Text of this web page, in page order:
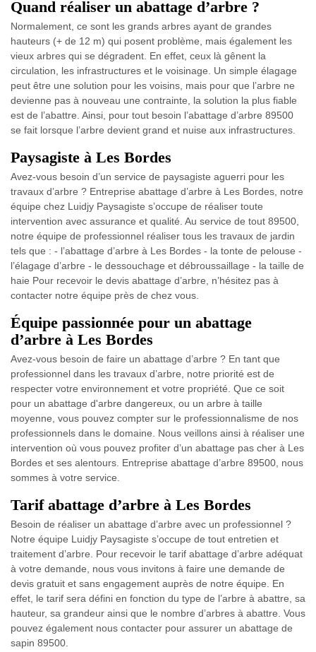
Quand réaliser un abattage d’arbre ?
Normalement, ce sont les grands arbres ayant de grandes
hauteurs (+ de 12 m) qui posent problème, mais également les
vieux arbres qui se dégradent. En effet, ceux là gênent la
circulation, les infrastructures et le voisinage. Un simple élagage
peut être une solution pour les voisins, mais pour que l’arbre ne
devienne pas à nouveau une contrainte, la solution la plus fiable
est de l’abattre. Ainsi, pour tout besoin l’abattage d’arbre 89500
se fait lorsque l’arbre devient grand et nuise aux infrastructures.
Paysagiste à Les Bordes
Avez-vous besoin d’un service de paysagiste aguerri pour les
travaux d’arbre ? Entreprise abattage d’arbre à Les Bordes, notre
équipe chez Luidjy Paysagiste s’occupe de réaliser toute
intervention avec assurance et qualité. Au service de tout 89500,
notre équipe de professionnel réaliser tous les travaux de jardin
tels que : - l’abattage d’arbre à Les Bordes - la tonte de pelouse -
l’élagage d’arbre - le dessouchage et débroussaillage - la taille de
haie Pour recevoir le devis abattage d’arbre, n’hésitez pas à
contacter notre équipe près de chez vous.
Équipe passionnée pour un abattage
d’arbre à Les Bordes
Avez-vous besoin de faire un abattage d’arbre ? En tant que
professionnel dans les travaux d’arbre, notre priorité est de
respecter votre environnement et votre propriété. Que ce soit
pour un abattage d'arbre dangereux, ou un arbre à taille
moyenne, vous pouvez compter sur le professionnalisme de nos
professionnels dans le domaine. Nous veillons ainsi à réaliser une
intervention où vous pouvez profiter d’un abattage pas cher à Les
Bordes et ses alentours. Entreprise abattage d’arbre 89500, nous
sommes à votre service.
Tarif abattage d’arbre à Les Bordes
Besoin de réaliser un abattage d’arbre avec un professionnel ?
Notre équipe Luidjy Paysagiste s’occupe de tout entretien et
traitement d’arbre. Pour recevoir le tarif abattage d’arbre adéquat
à votre demande, nous vous invitons à faire une demande de
devis gratuit et sans engagement auprès de notre équipe. En
effet, le tarif sera défini en fonction du type de l’arbre à abattre, sa
hauteur, sa grandeur ainsi que le nombre d’arbres à abattre. Vous
pouvez également nous contacter pour assurer un abattage de
sapin 89500.